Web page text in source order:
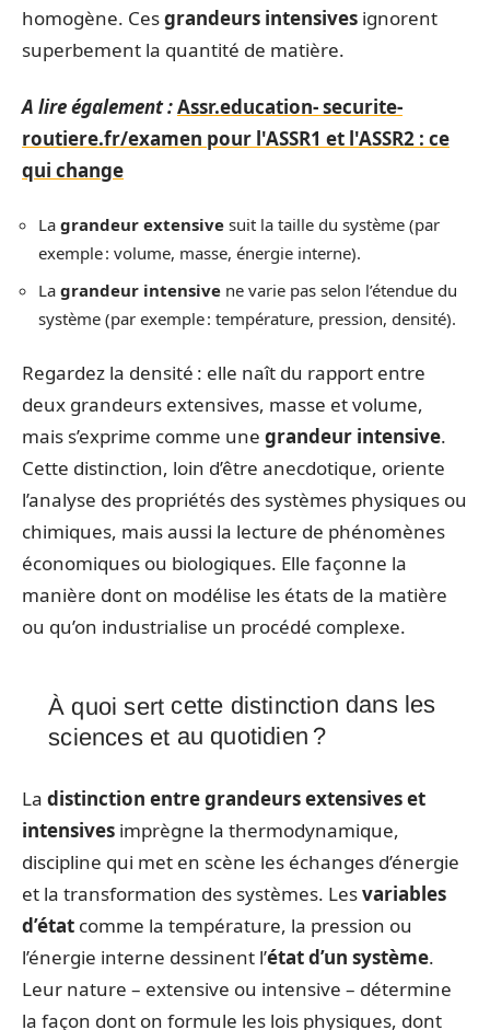
homogène. Cesgrandeurs intensives ignorent
superbement la quantité de matière.
A lire également :Assr.education- securite-
routiere.fr/examen pour l'ASSR1 et l'ASSR2 : ce
qui change
La grandeur extensive suit la taille du système (par
exemple : volume, masse, énergie interne).
La grandeur intensive ne varie pas selon l’étendue du
système (par exemple : température, pression, densité).
Regardez la densité : elle naît du rapport entre
deux grandeurs extensives, masse et volume,
mais s’exprime comme une grandeur intensive.
Cette distinction, loin d’être anecdotique, oriente
l’analyse des propriétés des systèmes physiques ou
chimiques, mais aussi la lecture de phénomènes
économiques ou biologiques. Elle façonne la
manière dont on modélise les états de la matière
ou qu’on industrialise un procédé complexe.
À quoi sert cette distinction dans les
sciences et au quotidien ?
La distinction entre grandeurs extensives et
intensives imprègne la thermodynamique,
discipline qui met en scène les échanges d’énergie
et la transformation des systèmes. Lesvariables
d’état comme la température, la pression ou
l’énergie interne dessinent l’état d’un système.
Leur nature – extensive ou intensive – détermine
la façon dont on formule les lois physiques, dont